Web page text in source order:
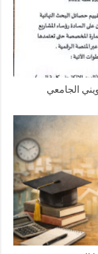
الجامعي